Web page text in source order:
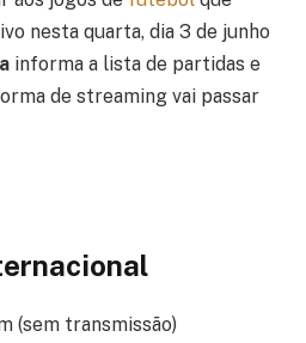
nesta quarta, dia 3 de junho
informa a lista de partidas e
de streaming vai passar
(sem transmissão)